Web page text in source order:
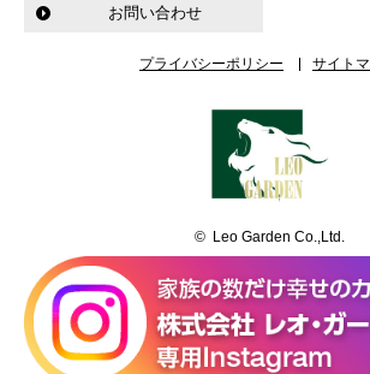
お問い合わせ
プライバシーポリシー サイト
© Leo Garden Co.,Ltd.